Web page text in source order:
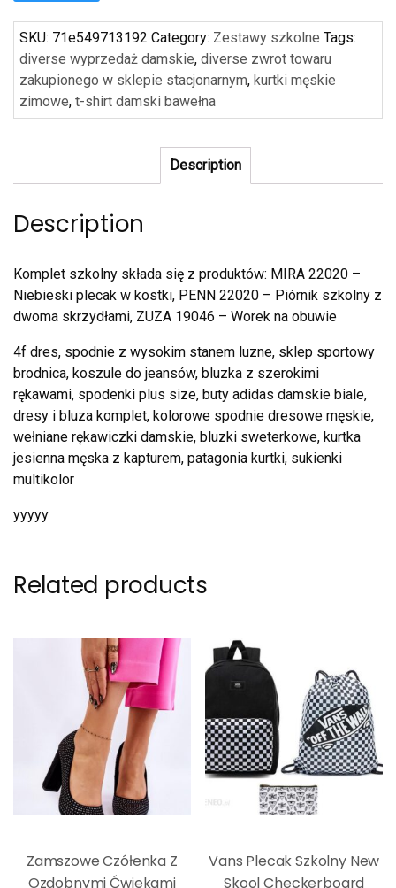
SKU: 71e549713192 Category: Zestawy szkolne Tags:
diverse wyprzedaż damskie, diverse zwrot towaru
zakupionego w sklepie stacjonarnym, kurtki męskie
zimowe, t-shirt damski bawełna
Description
Description
Komplet szkolny składa się z produktów: MIRA 22020 –
Niebieski plecak w kostki, PENN 22020 – Piórnik szkolny z
dwoma skrzydłami, ZUZA 19046 – Worek na obuwie
4f dres, spodnie z wysokim stanem luzne, sklep sportowy
brodnica, koszule do jeansów, bluzka z szerokimi
rękawami, spodenki plus size, buty adidas damskie biale,
dresy i bluza komplet, kolorowe spodnie dresowe męskie,
wełniane rękawiczki damskie, bluzki sweterkowe, kurtka
jesienna męska z kapturem, patagonia kurtki, sukienki
multikolor
yyyyy
Related products
Zamszowe Czółenka Z
Ozdobnymi Ćwiekami
Vans Plecak Szkolny New
Skool Checkerboard